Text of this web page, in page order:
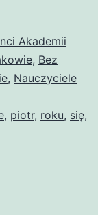
Akademii
, Bez
, Nauczyciele
, piotr, roku, się,